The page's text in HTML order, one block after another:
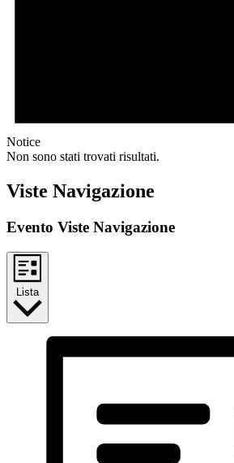
Notice
Non sono stati trovati risultati.
Viste Navigazione
Evento Viste Navigazione
Lista